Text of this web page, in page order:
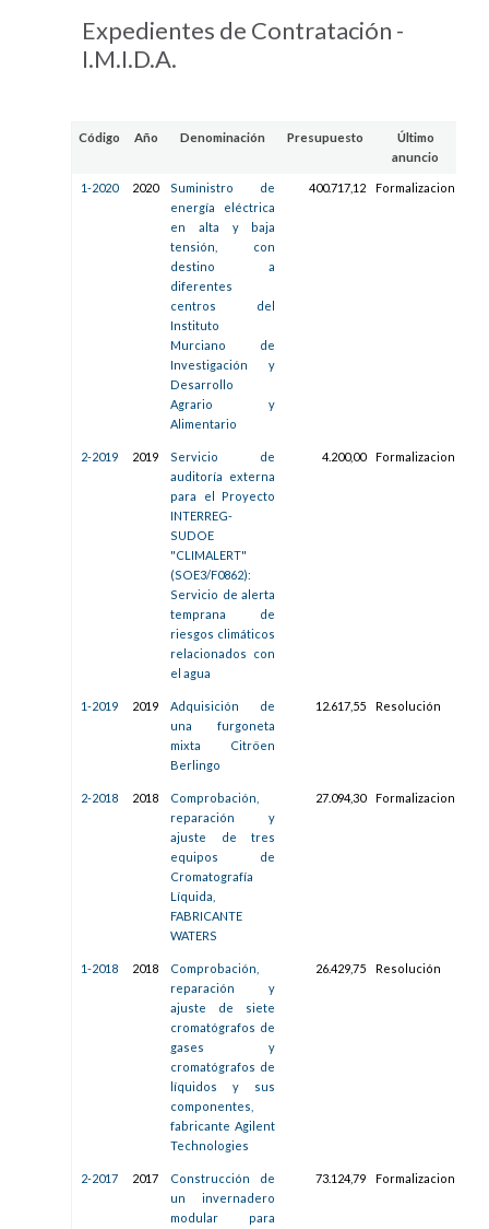
Expedientes de Contratación -
I.M.I.D.A.
Código Año Denominación Presupuesto
Último
anuncio
1-2020 2020
Suministro de
energía eléctrica
en alta y baja
tensión, con
destino a
diferentes
centros del
Instituto
Murciano de
Investigación y
Desarrollo
Agrario y
Alimentario
400.717,12 Formalizacion
2-2019 2019
Servicio de
auditoría externa
para el Proyecto
INTERREG-
SUDOE
"CLIMALERT"
(SOE3/F0862):
Servicio de alerta
temprana de
riesgos climáticos
relacionados con
el agua
4.200,00 Formalizacion
1-2019 2019
Adquisición de
una furgoneta
mixta Citröen
Berlingo
12.617,55 Resolución
2-2018 2018
Comprobación,
reparación y
ajuste de tres
equipos de
Cromatografía
Líquida,
FABRICANTE
WATERS
27.094,30 Formalizacion
1-2018 2018
Comprobación,
reparación y
ajuste de siete
cromatógrafos de
gases y
cromatógrafos de
líquidos y sus
componentes,
fabricante Agilent
Technologies
26.429,75 Resolución
2-2017 2017
Construcción de
un invernadero
modular para
73.124,79 Formalizacion